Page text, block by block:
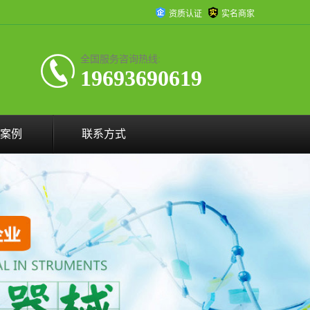
资质认证 实名商家
全国服务咨询热线:
19693690619
例 联系方式